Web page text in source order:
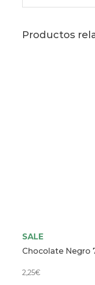
Productos
SALE
Chocolate Negro
2,25€